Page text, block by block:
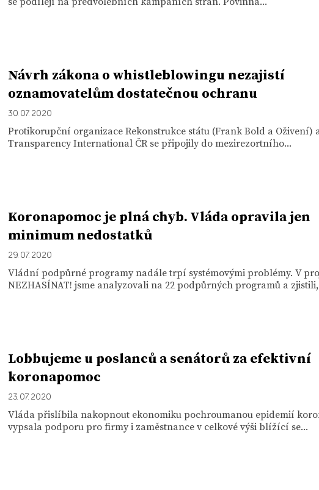
Návrh zákona o whistleblowingu nezajistí
oznamovatelům dostatečnou ochranu
30. 07. 2020
Protikorupční organizace Rekonstrukce státu (Frank Bold a Oživení)
Transparency International ČR se připojily do mezirezortního...
Koronapomoc je plná chyb. Vláda opravila jen
minimum nedostatků
29. 07. 2020
Vládní podpůrné programy nadále trpí systémovými problémy. V
NEZHASÍNAT! jsme analyzovali na 22 podpůrných programů a
Lobbujeme u poslanců a senátorů za efektivní
koronapomoc
23. 07. 2020
Vláda přislíbila nakopnout ekonomiku pochroumanou epidemií
vypsala podporu pro firmy i zaměstnance v celkové výši blížící se...